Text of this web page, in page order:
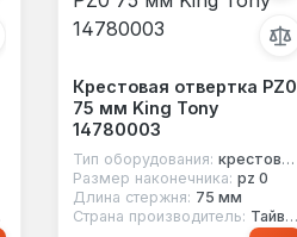
Крестовая отвертка PZ0
75 мм King Tony
14780003
Тип оборудования: крестовая отвертка
Размер наконечника: pz 0
Длина стержня: 75 мм
Страна производитель: Тайвань